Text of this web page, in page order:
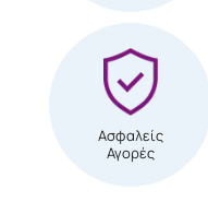
Ασφαλείς
Αγορές